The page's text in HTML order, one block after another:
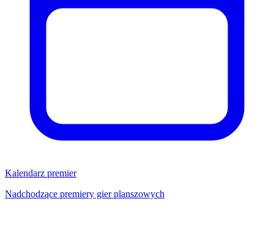
Kalendarz premier
Nadchodzące premiery gier planszowych